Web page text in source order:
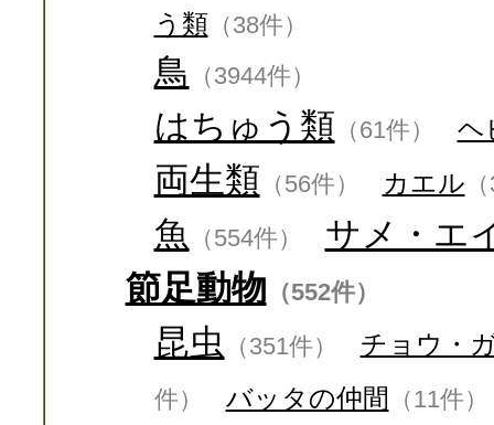
う類 （38件）
鳥 （3944件）
はちゅう類 （61件） ヘ
両生類 （56件） カエル
魚 （554件）
サメ・エ
節足動物 （552件）
昆虫 （351件） チョウ・
件） バッタの仲間 （11件）